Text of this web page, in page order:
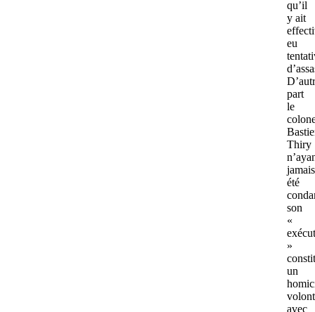
qu’il
y ait
eu
part
le
Thiry
jamais
été
son
«
»
un
avec